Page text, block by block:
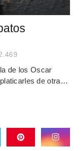
de los Oscar
de otra…